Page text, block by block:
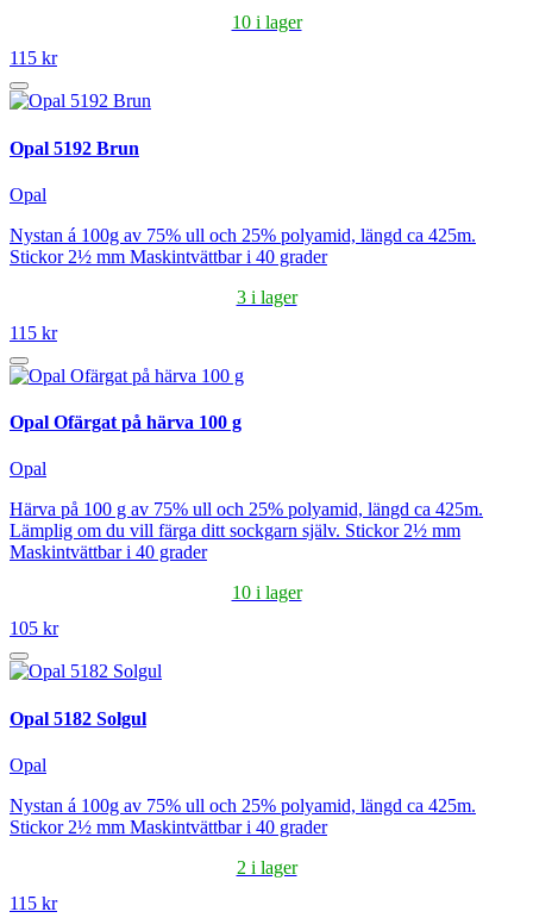
10 i lager
115 kr
Opal 5192 Brun
Opal
Nystan á 100g av 75% ull och 25% polyamid, längd ca 425m.
Stickor 2½ mm Maskintvättbar i 40 grader
3 i lager
115 kr
Opal Ofärgat på härva 100 g
Opal
Härva på 100 g av 75% ull och 25% polyamid, längd ca 425m.
Lämplig om du vill färga ditt sockgarn själv. Stickor 2½ mm
Maskintvättbar i 40 grader
10 i lager
105 kr
Opal 5182 Solgul
Opal
Nystan á 100g av 75% ull och 25% polyamid, längd ca 425m.
Stickor 2½ mm Maskintvättbar i 40 grader
2 i lager
115 kr